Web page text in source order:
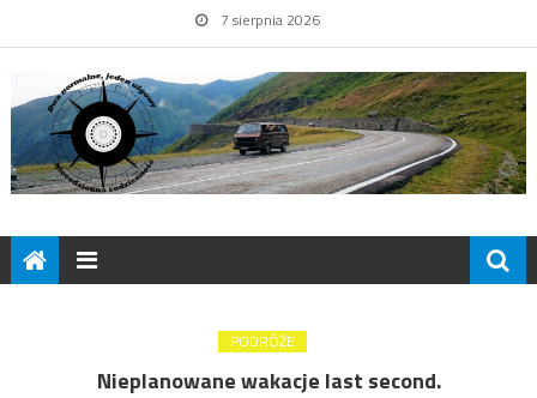
7 sierpnia 2026
PODRÓŻE
Nieplanowane wakacje last second.